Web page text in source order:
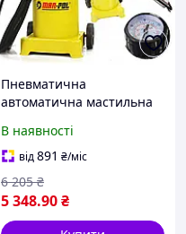
Пневматична
автоматична мастильна
Бар Mar-Pol M78059
В наявності
від891 ₴/міс
5 348.90₴
6 205 ₴